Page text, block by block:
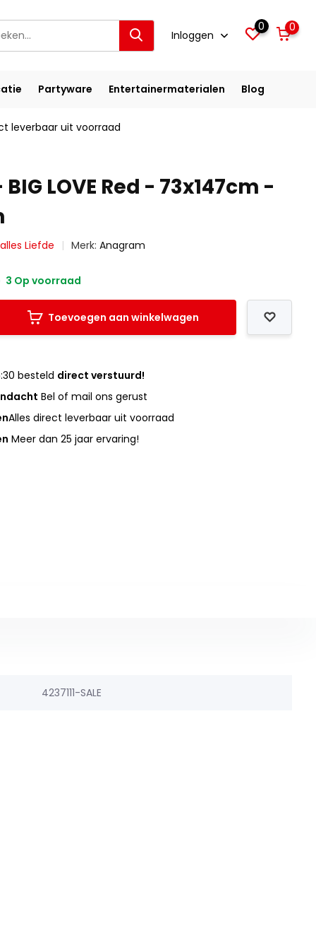
Inloggen
0 0
Partyware Entertainermaterialen Blog
leverbaar uit voorraad
LOVE Red - 73x147cm -
Liefde Merk:Anagram
3 Op voorraad
Toevoegen aan winkelwagen
besteld direct verstuurd!
Bel of mail ons gerust
Alles direct leverbaar uit voorraad
Meer dan 25 jaar ervaring!
4237111-SALE